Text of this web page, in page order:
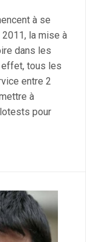
à se
la mise à
dans les
effet, tous les
entre 2
à
pour